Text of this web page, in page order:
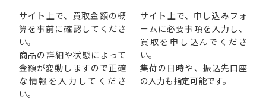
サイト上で、買取金額の概
算を事前に確認してくださ
い。
商品の詳細や状態によって
金額が変動しますので正確
な情報を入力してくださ
い。
サイト上で、申し込みフォ
ームに必要事項を入力し、
買取を申し込んでくださ
い。
集荷の日時や、振込先口座
の入力も指定可能です。